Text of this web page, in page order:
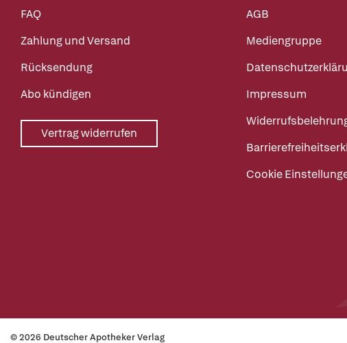
FAQ
Zahlung und Versand
Rücksendung
Abo kündigen
Vertrag widerrufen
AGB
Mediengruppe
Impressum
Cookie
© 2026 Deutscher Apotheker Verlag